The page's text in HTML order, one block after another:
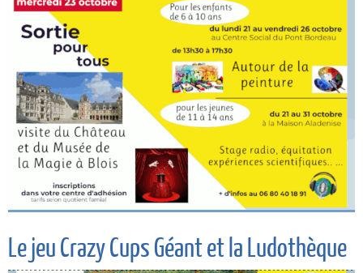
Le jeu Crazy Cups Géant et la Ludothèque